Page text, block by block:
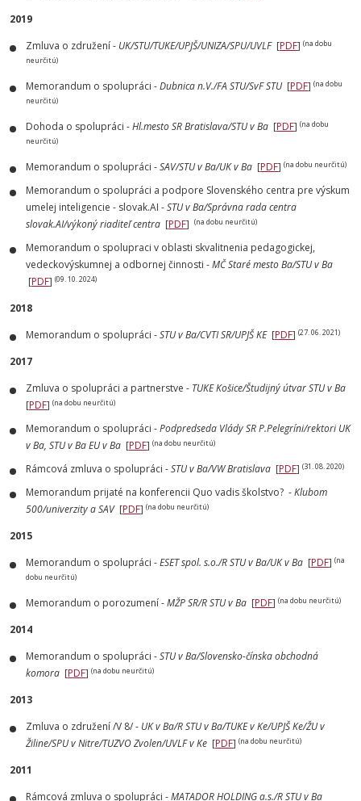
2019
Zmluva o združení - UK/STU/TUKE/UPJŠ/UNIZA/SPU/UVLF[PDF] (na dobu
neurčitú)
Memorandum o spolupráci -Dubnica n.V./FA STU/SvF STU [PDF] (na dobu
neurčitú)
Dohoda o spolupráci -Hl.mesto SR Bratislava/STU v Ba [PDF] (na dobu
neurčitú)
Memorandum o spolupráci -SAV/STU v Ba/UK v Ba [PDF] (na dobu neurčitú)
Memorandum o spolupráci a podpore Slovenského centra pre výskum
umelej inteligencie - slovak.AI -STU v Ba/Správna rada centra
slovak.AI/výkoný riaditeľ centra [PDF] (na dobu neurčitú)
Memorandum o spolupraci v oblasti skvalitnenia pedagogickej,
vedeckovýskumnej a odbornej činnosti -MČ Staré mesto Ba/STU v Ba
[PDF] (09. 10. 2024)
2018
Memorandum o spolupráci -STU v Ba/CVTI SR/UPJŠ KE[PDF] (27. 06. 2021)
2017
Zmluva o spolupráci a partnerstve - TUKE Košice/Študijný útvar STU v Ba
[PDF] (na dobu neurčitú)
Memorandum o spolupráci -Podpredseda Vlády SR P.Pelegríni/rektori UK
v Ba, STU v Ba EU v Ba [PDF] (na dobu neurčitú)
Rámcová zmluva o spolupráci -STU v Ba/VW Bratislava [PDF] (31. 08. 2020)
Memorandum prijaté na konferencii Quo vadis školstvo? -Klubom
500/univerzity a SAV[PDF] (na dobu neurčitú)
2015
Memorandum o spolupráci -ESET spol. s.o./R STU v Ba/UK v Ba [PDF] (na
dobu neurčitú)
Memorandum o porozumení -MŽP SR/R STU v Ba [PDF] (na dobu neurčitú)
2014
Memorandum o spolupráci -STU v Ba/Slovensko-čínska obchodná
komora [PDF] (na dobu neurčitú)
2013
Zmluva o združení /V 8/ - UK v Ba/R STU v Ba/TUKE v Ke/UPJŠ Ke/ŽU v
Žiline/SPU v Nitre/TUZVO Zvolen/UVLF v Ke [PDF] (na dobu neurčitú)
2011
Rámcová zmluva o spolupráci -MATADOR HOLDING a.s./R STU v Ba